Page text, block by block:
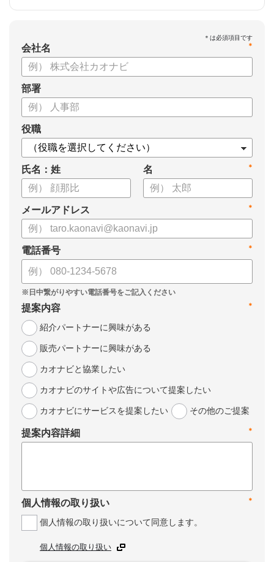
*
会社名
部署
役職
氏名：姓 *
名
*
メールアドレス
*
電話番号
*
提案内容
紹介パートナーに興味がある
販売パートナーに興味がある
カオナビと協業したい
カオナビのサイトや広告について提案したい
カオナビにサービスを提案したい
その他のご提案
*
提案内容詳細
*
個人情報の取り扱い
個人情報の取り扱いについて同意します。
個人情報の取り扱い